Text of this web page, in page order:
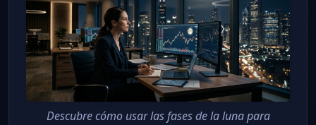
Descubre cómo usar las fases de la luna para